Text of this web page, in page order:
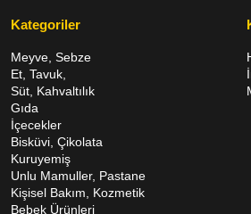
Kategoriler
Meyve, Sebze
Et, Tavuk,
Süt, Kahvaltılık
Gıda
İçecekler
Bisküvi, Çikolata
Kuruyemiş
Unlu Mamuller, Pastane
Kişisel Bakım, Kozmetik
Bebek Ürünleri